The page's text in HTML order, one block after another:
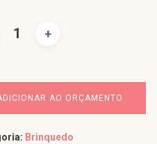
AO ORÇAMENTO
Brinquedo